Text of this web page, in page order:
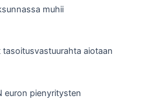
muhii
tasoitusvastuurahta aiotaan
euron pienyritysten